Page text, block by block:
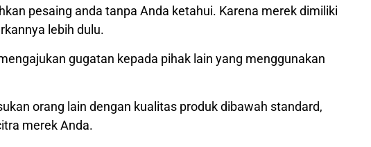
pesaing anda tanpa Anda ketahui. Karena merek dimiliki
lebih dulu.
gugatan kepada pihak lain yang menggunakan
orang lain dengan kualitas produk dibawah standard,
merek Anda.